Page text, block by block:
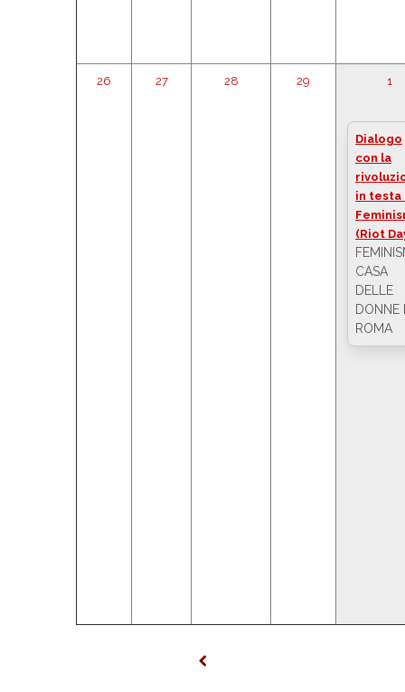
26 27 28 29 1
Dialogo
con la
in testa
(Riot
CASA
DELLE
DONNE
ROMA